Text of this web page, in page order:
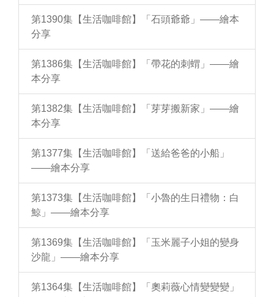
第1390集【生活咖啡館】「石頭爺爺」——繪本
分享
第1386集【生活咖啡館】「帶花的刺蝟」——繪
本分享
第1382集【生活咖啡館】「芽芽搬新家」——繪
本分享
第1377集【生活咖啡館】「送給爸爸的小船」
——繪本分享
第1373集【生活咖啡館】「小魯的生日禮物：白
鯨」——繪本分享
第1369集【生活咖啡館】「玉米麗子小姐的變身
沙龍」——繪本分享
第1364集【生活咖啡館】「奧莉薇心情變變變」